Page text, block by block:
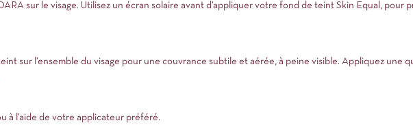
sur le visage. Utilisez un écran solaire avant d’appliquer votre fond de teint Skin Equal, pour
sur l’ensemble du visage pour une couvrance subtile et aérée, à peine visible. Appliquez une
à l’aide de votre applicateur préféré.